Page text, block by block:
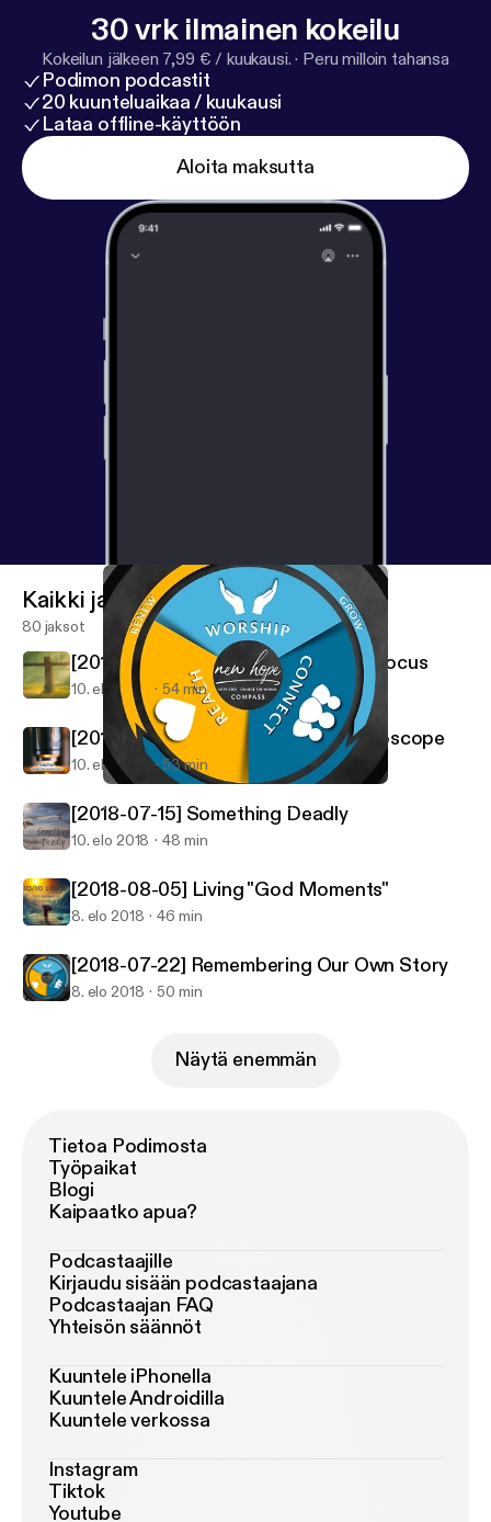
30 vrk ilmainen kokeilu
Kokeilun jälkeen 7,99 € / kuukausi. · Peru milloin tahansa
Podimon podcastit
20 kuunteluaikaa / kuukausi
Lataa offline-käyttöön
Aloita maksutta
Palm City New Hope Fellowship
Kaikki jaksot
80 jaksot
[2018-07-08] When You Lose Your Focus
10. elo 2018 54 min
[2018-07-29] Faith Under The Microscope
10. elo 2018 53 min
[2018-07-15] Something Deadly
10. elo 2018 48 min
[2018-08-05] Living "God Moments"
8. elo 2018 46 min
[2018-07-22] Remembering Our Own Story
8. elo 2018 50 min
Näytä enemmän
Tietoa Podimosta
Työpaikat
Blogi
Kaipaatko apua?
Podcastaajille
Kirjaudu sisään podcastaajana
Podcastaajan FAQ
Yhteisön säännöt
Kuuntele iPhonella
Kuuntele Androidilla
Kuuntele verkossa
Instagram
Tiktok
Youtube